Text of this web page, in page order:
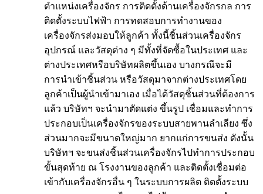
ตำแหน่งเครื่องจักร การติดตั้งด้านเครื่องจักรกล การ
ติดตั้งระบบไฟฟ้า การทดสอบการทำงานของ
เครื่องจักรส่งมอบให้ลูกค้า ทั้งนี้ชิ้นส่วนเครื่องจักร
อุปกรณ์ และวัสดุต่าง ๆ มีทั้งที่จัดซื้อในประเทศ และ
ต่างประเทศหรือบริษัทผลิตขึ้นเอง บางกรณีจะมี
การนำเข้าชิ้นส่วน หรือวัสดุมาจากต่างประเทศโดย
ลูกค้าเป็นผู้นำเข้ามาเอง เมื่อได้วัสดุชิ้นส่วนที่ต้องการ
แล้ว บริษัทฯ จะนำมาตัดแต่ง ขึ้นรูป เชื่อมและทำการ
ประกอบเป็นเครื่องจักรของระบบสายพานลำเลียง ซึ่ง
ส่วนมากจะมีขนาดใหญ่มาก ยากแก่การขนส่ง ดังนั้น
บริษัทฯ จะขนส่งชิ้นส่วนเครื่องจักรไปทำการประกอบ
ขั้นสุดท้าย ณ โรงงานของลูกค้า และติดตั้งเชื่อมต่อ
เข้ากับเครื่องจักรอื่น ๆ ในระบบการผลิต ติดตั้งระบบ